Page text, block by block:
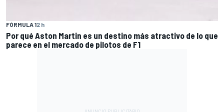
FÓRMULA 12 h
Por qué Aston Martin es un destino más atractivo de lo que
parece en el mercado de pilotos de F1